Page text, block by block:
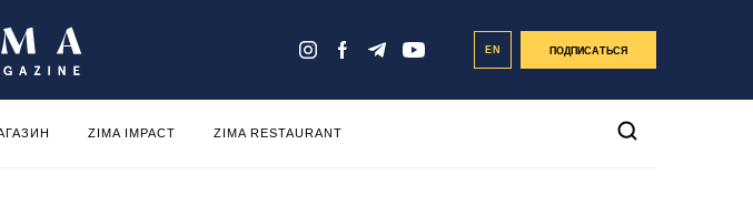
EN ПОДПИСАТЬСЯ
ZIMA IMPACT ZIMA RESTAURANT